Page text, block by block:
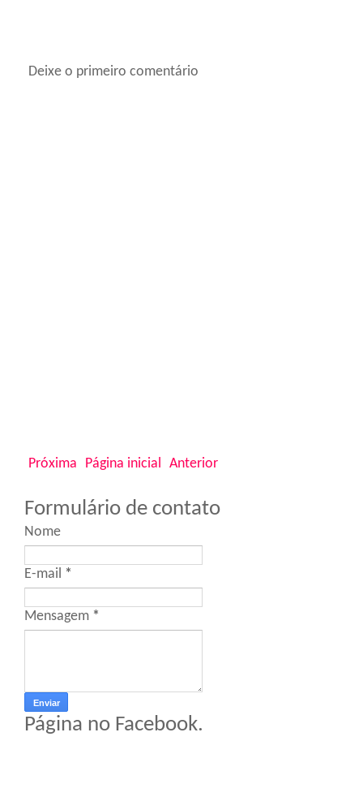
Deixe o primeiro comentário
Próxima Anterior
Página inicial
Formulário de contato
Nome
E-mail *
Mensagem *
Página no Facebook.